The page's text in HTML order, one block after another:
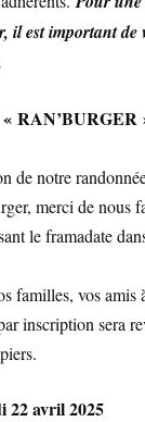
il est important
de notre
merci de nous
le framadate
familles, vos amis
inscription sera
22 avril 2025